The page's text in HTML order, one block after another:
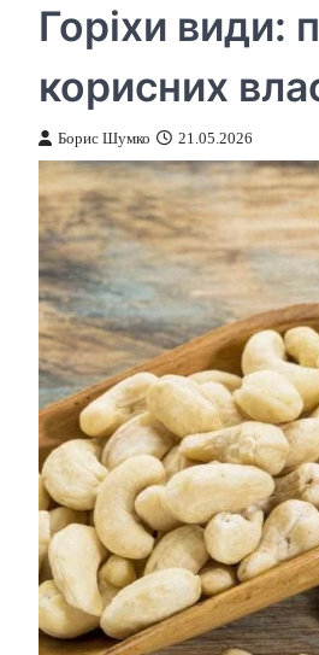
Горіхи види:
корисних
Борис Шумко 21.05.2026